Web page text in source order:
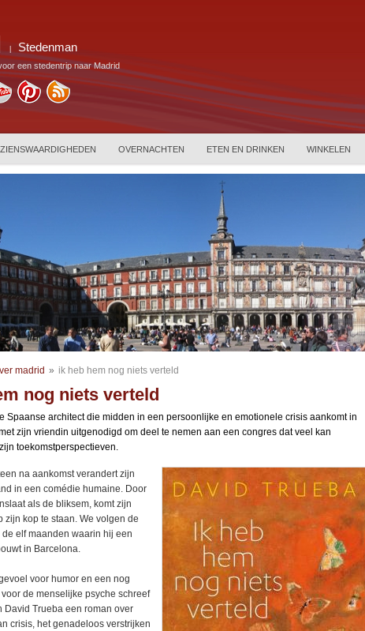
Stedenman
een stedentrip naar Madrid
OVERNACHTEN ETEN EN DRINKEN WINKELEN
madrid » ik heb hem nog niets verteld
nog niets verteld
Spaanse architect die midden in een persoonlijke en emotionele crisis aankomt in
zijn vriendin uitgenodigd om deel te nemen aan een congres dat veel kan
toekomstperspectieven.
na aankomst verandert zijn
in een comédie humaine. Door
als de bliksem, komt zijn
zijn kop te staan. We volgen de
elf maanden waarin hij een
in Barcelona.
voor humor en een nog
de menselijke psyche schreef
David Trueba een roman over
crisis, het genadeloos verstrijken